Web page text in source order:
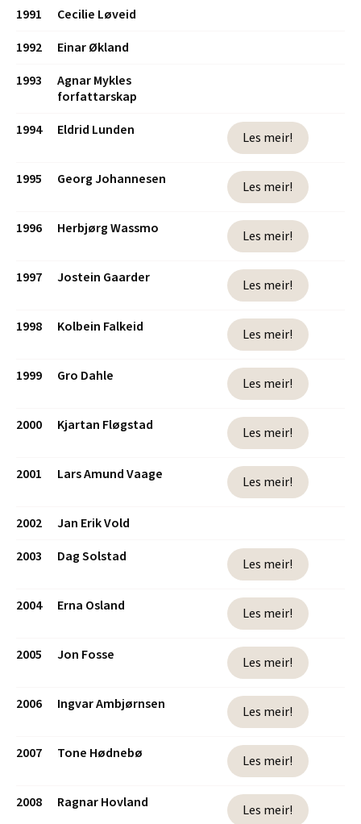
1991
Cecilie Løveid
1992
Einar Økland
1993
Agnar Mykles
forfattarskap
1994
Eldrid Lunden Les meir!
1995 Georg Johannesen Les meir!
1996 Herbjørg Wassmo Les meir!
1997 Jostein Gaarder Les meir!
1998 Kolbein Falkeid Les meir!
1999 Gro Dahle Les meir!
2000 Kjartan Fløgstad Les meir!
2001 Lars Amund Vaage Les meir!
2002
Jan Erik Vold
2003
Dag Solstad Les meir!
2004 Erna Osland Les meir!
2005 Jon Fosse Les meir!
2006 Ingvar Ambjørnsen Les meir!
2007 Tone Hødnebø Les meir!
2008 Ragnar Hovland Les meir!